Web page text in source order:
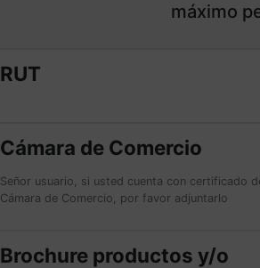
máximo
RUT
Cámara de Comercio
Señor usuario, si usted cuenta con certificado
Cámara de Comercio, por favor adjuntarlo
Brochure productos y/o